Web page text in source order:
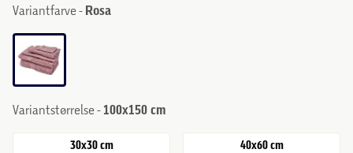
Variantfarve - Rosa
Variantstørrelse - 100x150 cm
30x30 cm 40x60 cm